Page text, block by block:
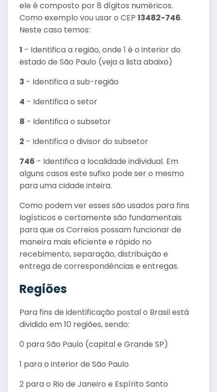
ele é composto por 8 dígitos numéricos.
Como exemplo vou usar o CEP 13482-746.
Neste caso temos:
1 - Identifica a região, onde 1 é o interior do
estado de São Paulo (veja a lista abaixo)
3 - Identifica a sub-região
4 - Identifica o setor
8 - Identifica o subsetor
2 - Identifica o divisor do subsetor
746 - Identifica a localidade individual. Em
alguns casos este sufixo pode ser o mesmo
para uma cidade inteira.
Como podem ver esses são usados para fins
logísticos e certamente são fundamentais
para que os Correios possam funcionar de
maneira mais eficiente e rápido no
recebimento, separação, distribuição e
entrega de correspondências e entregas.
Regiões
Para fins de identificação postal o Brasil está
dividido em 10 regiões, sendo:
0 para São Paulo (capital e Grande SP)
1 para o interior de São Paulo
2 para o Rio de Janeiro e Espírito Santo